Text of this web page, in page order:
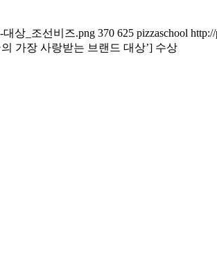
대상_조선비즈.png 370 625 pizzaschool
의 가장 사랑받는 브랜드 대상’] 수상